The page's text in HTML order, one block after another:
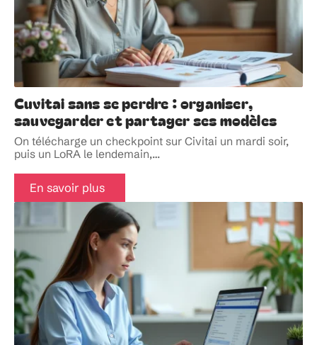
Cuvitai sans se perdre : organiser,
sauvegarder et partager ses modèles
On télécharge un checkpoint sur Civitai un mardi soir,
puis un LoRA le lendemain,…
En savoir plus